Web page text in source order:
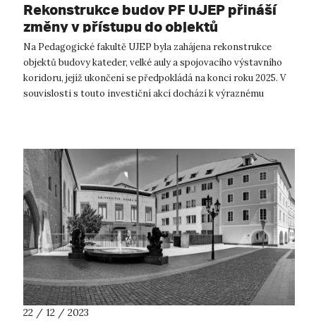
Rekonstrukce budov PF UJEP přináší
změny v přístupu do objektů
Na Pedagogické fakultě UJEP byla zahájena rekonstrukce
objektů budovy kateder, velké auly a spojovacího výstavního
koridoru, jejíž ukončení se předpokládá na konci roku 2025. V
souvislosti s touto investiční akcí dochází k výraznému
22 / 12 / 2023